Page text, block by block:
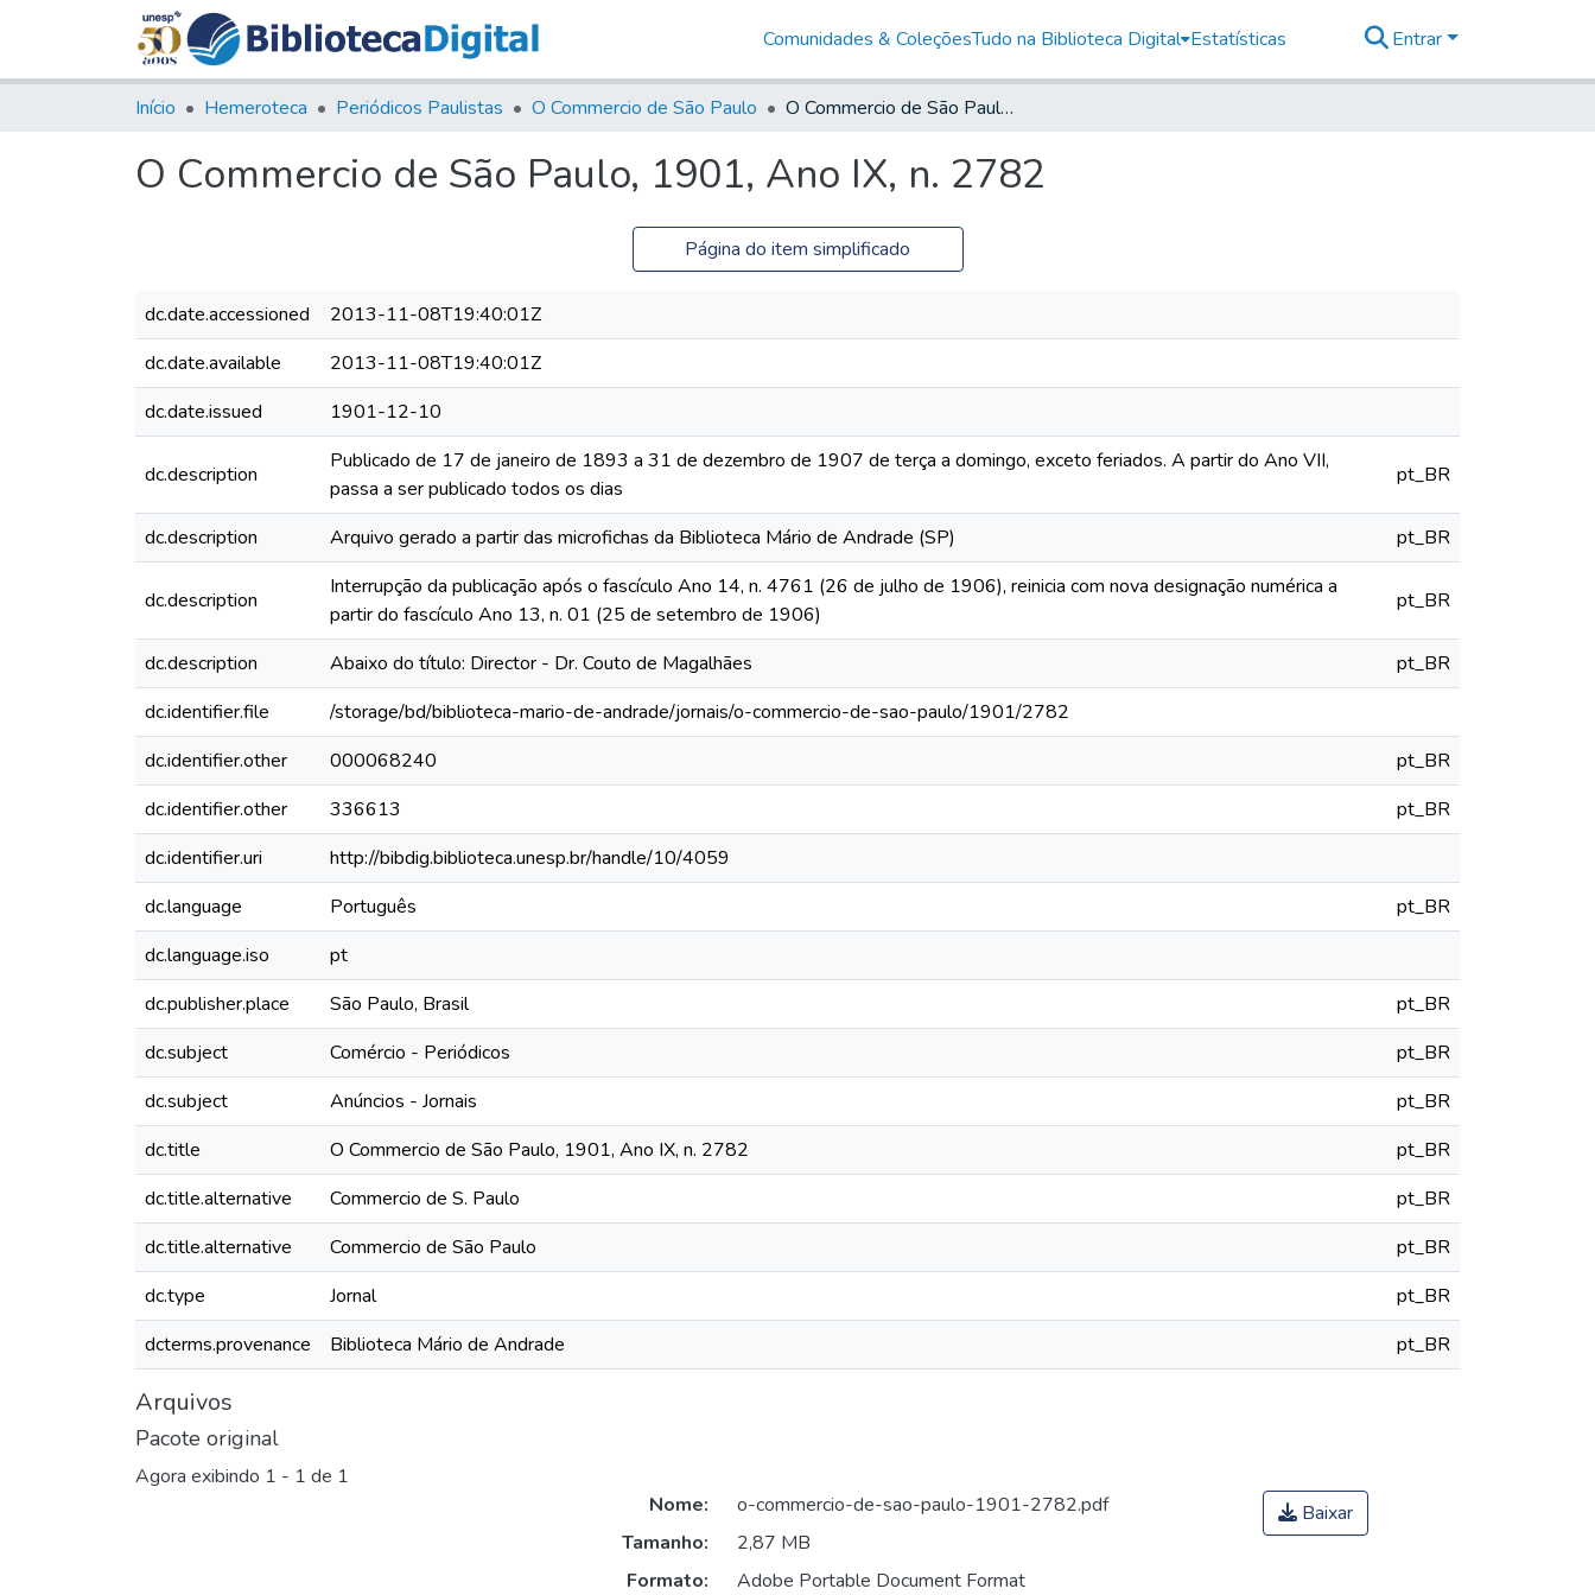
Comunidades & ColeçõesTudo na Biblioteca Digital Estatísticas Entrar
Início Hemeroteca Periódicos Paulistas O Commercio de São Paulo O Commercio de São Paulo, 1901, Ano IX, n. 2782
O Commercio de São Paulo, 1901, Ano IX, n. 2782
Página do item simplificado
dc.date.accessioned
2013-11-08T19:40:01Z
dc.date.available
2013-11-08T19:40:01Z
dc.date.issued
1901-12-10
dc.description
Publicado de 17 de janeiro de 1893 a 31 de dezembro de 1907 de terça a domingo, exceto feriados. A partir do Ano VII,
passa a ser publicado todos os dias
pt_BR
dc.description Arquivo gerado a partir das microfichas da Biblioteca Mário de Andrade (SP) pt_BR
dc.description
Interrupção da publicação após o fascículo Ano 14, n. 4761 (26 de julho de 1906), reinicia com nova designação numérica a
partir do fascículo Ano 13, n. 01 (25 de setembro de 1906)
pt_BR
dc.description Abaixo do título: Director - Dr. Couto de Magalhães
pt_BR
dc.identifier.file
/storage/bd/biblioteca-mario-de-andrade/jornais/o-commercio-de-sao-paulo/1901/2782
dc.identifier.other
000068240
pt_BR
dc.identifier.other
336613
pt_BR
dc.identifier.uri
http://bibdig.biblioteca.unesp.br/handle/10/4059
dc.language
Português
pt_BR
dc.language.iso
pt
dc.publisher.place
São Paulo, Brasil
pt_BR
dc.subject
Comércio - Periódicos
pt_BR
dc.subject
Anúncios - Jornais
pt_BR
dc.title
O Commercio de São Paulo, 1901, Ano IX, n. 2782
pt_BR
dc.title.alternative
Commercio de S. Paulo
pt_BR
dc.title.alternative
Commercio de São Paulo
pt_BR
dc.type
Jornal
pt_BR
dcterms.provenance
Biblioteca Mário de Andrade pt_BR
Arquivos
Pacote original
Agora exibindo 1 - 1 de 1
Nome:
o-commercio-de-sao-paulo-1901-2782.pdf
Tamanho:
2,87 MB
Formato:
Adobe Portable Document Format
Baixar